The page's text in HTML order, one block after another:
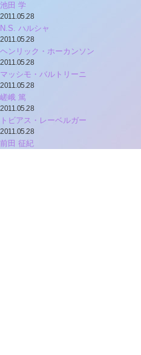
池田 学
2011.05.28
N.S. ハルシャ
2011.05.28
ヘンリック・ホーカンソン
2011.05.28
マッシモ・バルトリーニ
2011.05.28
嵯峨 篤
2011.05.28
トビアス・レーベルガー
2011.05.28
前田 征紀